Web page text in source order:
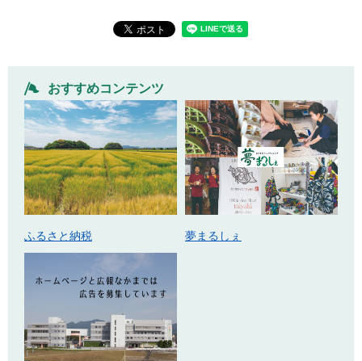
おすすめコンテンツ
ふるさと納税 夢まるしぇ